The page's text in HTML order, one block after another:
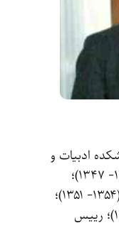
ادبیات و
علوم انسانی دانشگاه تهران‌، (۱۳۵۱- ۱۳۴۷‌)‌؛
رییس دانشگاه صنعتی آریامهر‌، (۱۳۵۴- ۱۳۵۱‌)؛
سفیر فرهنگی ایران‌، (۱۳۵۸- ۱۳۵۴‌)‌؛ رییس